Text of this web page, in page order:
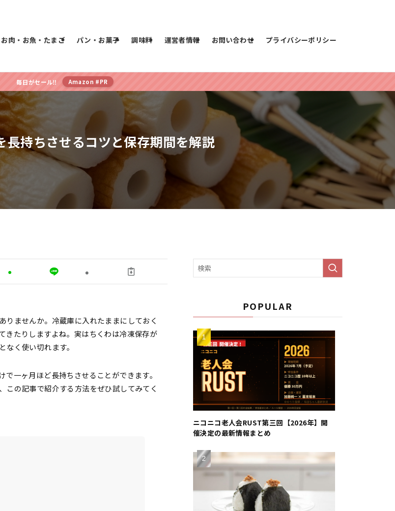
お肉・お魚・たまご パン・お菓子 調味料 運営者情報 お問い合わせ プライバシーポリシー
毎日がセール‼︎ Amazon #PR
持ちさせるコツと保存期間を解説
りませんか。冷蔵庫に入れたままにしておく
きたりしますよね。実はちくわは冷凍保存が
く使い切れます。
一ヶ月ほど長持ちさせることができます。
この記事で紹介する方法をぜひ試してみてく
POPULAR
ニコニコ老人会RUST第三回【2026年】開
催決定の最新情報まとめ